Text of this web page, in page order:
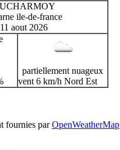
ile-de-france
aout 2026
partiellement nuageux
vent 6 km/h Nord Est
fournies parOpenWeatherMap